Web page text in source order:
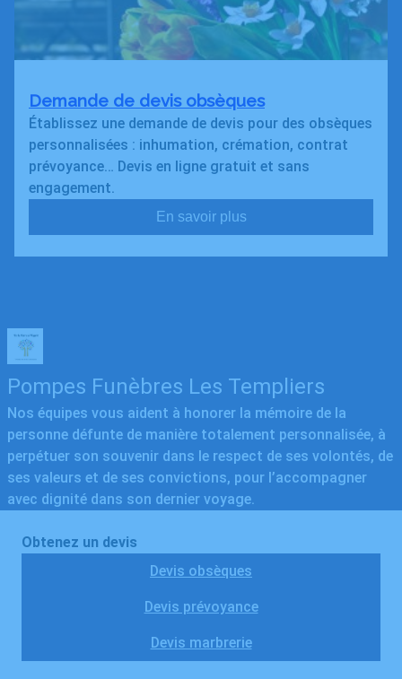
Demande de devis obsèques
Établissez une demande de devis pour des obsèques
personnalisées : inhumation, crémation, contrat
prévoyance… Devis en ligne gratuit et sans
engagement.
En savoir plus
Pompes Funèbres Les Templiers
Nos équipes vous aident à honorer la mémoire de la
personne défunte de manière totalement personnalisée, à
perpétuer son souvenir dans le respect de ses volontés, de
ses valeurs et de ses convictions, pour l’accompagner
avec dignité dans son dernier voyage.
Obtenez un devis
Devis obsèques
Devis prévoyance
Devis marbrerie